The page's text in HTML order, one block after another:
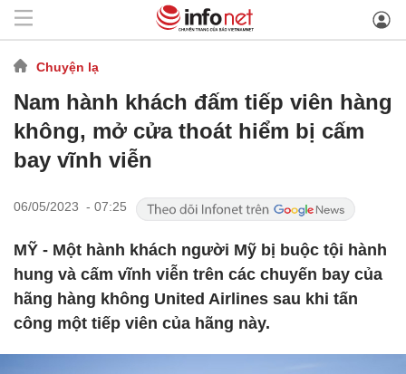
Chuyện lạ
Nam hành khách đấm tiếp viên hàng
không, mở cửa thoát hiểm bị cấm
bay vĩnh viễn
06/05/2023 - 07:25
MỸ - Một hành khách người Mỹ bị buộc tội hành
hung và cấm vĩnh viễn trên các chuyến bay của
hãng hàng không United Airlines sau khi tấn
công một tiếp viên của hãng này.